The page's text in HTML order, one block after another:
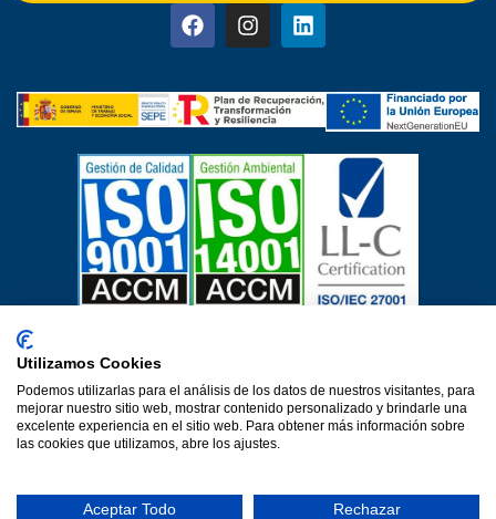
Aviso LegalPolítica de privacidad
Política de calidadProtección de datos
Declaración de accesibilidad
© 2026·Ver 1.0·Formacion Para el Desarrollo e Insercion S.L.
Utilizamos Cookies
Podemos utilizarlas para el análisis de los datos de nuestros visitantes, para
mejorar nuestro sitio web, mostrar contenido personalizado y brindarle una
excelente experiencia en el sitio web. Para obtener más información sobre
las cookies que utilizamos, abre los ajustes.
Aceptar Todo Rechazar